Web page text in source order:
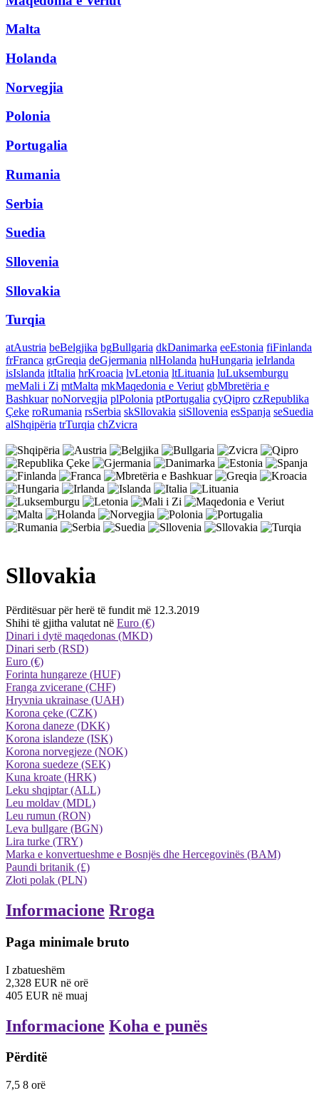
Malta
Holanda
Norvegjia
Polonia
Portugalia
Rumania
Serbia
Suedia
Sllovenia
Sllovakia
Turqia
atAustria beBelgjika bgBullgaria dkDanimarka eeEstonia fiFinlanda
frFranca grGreqia deGjermania nlHolanda huHungaria ieIrlanda
isIslanda itItalia hrKroacia lvLetonia ltLituania luLuksemburgu
meMali i Zi mtMalta mkMaqedonia e Veriut gbMbretëria e
Bashkuar noNorvegjia plPolonia ptPortugalia cyQipro czRepublika
Çeke roRumania rsSerbia skSllovakia siSllovenia esSpanja seSuedia
alShqipëria trTurqia chZvicra
Sllovakia
Përditësuar për herë të fundit më 12.3.2019
Shihi të gjitha valutat në Euro (€)
Dinari i dytë maqedonas (MKD)
Dinari serb (RSD)
Euro (€)
Forinta hungareze (HUF)
Franga zvicerane (CHF)
Hryvnia ukrainase (UAH)
Korona çeke (CZK)
Korona daneze (DKK)
Korona islandeze (ISK)
Korona norvegjeze (NOK)
Korona suedeze (SEK)
Kuna kroate (HRK)
Leku shqiptar (ALL)
Leu moldav (MDL)
Leu rumun (RON)
Leva bullgare (BGN)
Lira turke (TRY)
Marka e konvertueshme e Bosnjës dhe Hercegovinës (BAM)
Paundi britanik (£)
Złoti polak (PLN)
Informacione Rroga
Paga minimale bruto
I zbatueshëm
2,328 EUR në orë
405 EUR në muaj
Informacione Koha e punës
Përditë
7,5 8 orë